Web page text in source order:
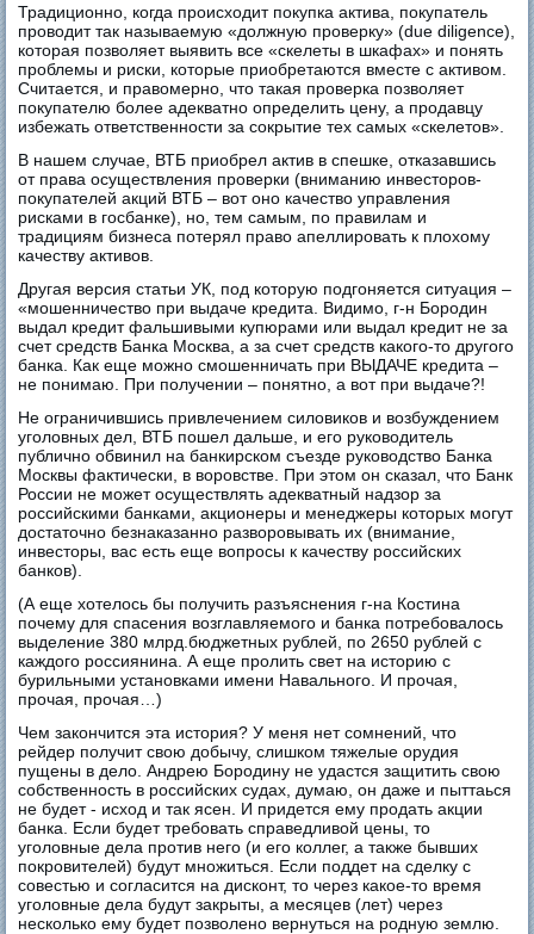
Традиционно, когда происходит покупка актива, покупатель
проводит так называемую «должную проверку» (due diligence),
которая позволяет выявить все «скелеты в шкафах» и понять
проблемы и риски, которые приобретаются вместе с активом.
Считается, и правомерно, что такая проверка позволяет
покупателю более адекватно определить цену, а продавцу
избежать ответственности за сокрытие тех самых «скелетов».
В нашем случае, ВТБ приобрел актив в спешке, отказавшись
от права осуществления проверки (вниманию инвесторов-
покупателей акций ВТБ – вот оно качество управления
рисками в госбанке), но, тем самым, по правилам и
традициям бизнеса потерял право апеллировать к плохому
качеству активов.
Другая версия статьи УК, под которую подгоняется ситуация –
«мошенничество при выдаче кредита. Видимо, г-н Бородин
выдал кредит фальшивыми купюрами или выдал кредит не за
счет средств Банка Москва, а за счет средств какого-то другого
банка. Как еще можно смошенничать при ВЫДАЧЕ кредита –
не понимаю. При получении – понятно, а вот при выдаче?!
Не ограничившись привлечением силовиков и возбуждением
уголовных дел, ВТБ пошел дальше, и его руководитель
публично обвинил на банкирском съезде руководство Банка
Москвы фактически, в воровстве. При этом он сказал, что Банк
России не может осуществлять адекватный надзор за
российскими банками, акционеры и менеджеры которых могут
достаточно безнаказанно разворовывать их (внимание,
инвесторы, вас есть еще вопросы к качеству российских
банков).
(А еще хотелось бы получить разъяснения г-на Костина
почему для спасения возглавляемого и банка потребовалось
выделение 380 млрд.бюджетных рублей, по 2650 рублей с
каждого россиянина. А еще пролить свет на историю с
бурильными установками имени Навального. И прочая,
прочая, прочая…)
Чем закончится эта история? У меня нет сомнений, что
рейдер получит свою добычу, слишком тяжелые орудия
пущены в дело. Андрею Бородину не удастся защитить свою
собственность в российских судах, думаю, он даже и пыттаься
не будет - исход и так ясен. И придется ему продать акции
банка. Если будет требовать справедливой цены, то
уголовные дела против него (и его коллег, а также бывших
покровителей) будут множиться. Если поддет на сделку с
совестью и согласится на дисконт, то через какое-то время
уголовные дела будут закрыты, а месяцев (лет) через
несколько ему будет позволено вернуться на родную землю.